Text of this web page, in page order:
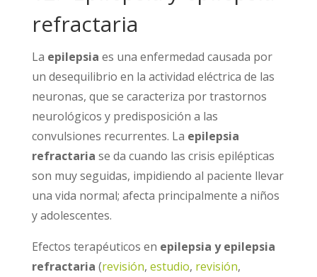
refractaria
La epilepsia es una enfermedad causada por
un desequilibrio en la actividad eléctrica de las
neuronas, que se caracteriza por trastornos
neurológicos y predisposición a las
convulsiones recurrentes. La epilepsia
refractaria se da cuando las crisis epilépticas
son muy seguidas, impidiendo al paciente llevar
una vida normal; afecta principalmente a niños
y adolescentes.
Efectos terapéuticos en epilepsia y epilepsia
refractaria (revisión, estudio, revisión,